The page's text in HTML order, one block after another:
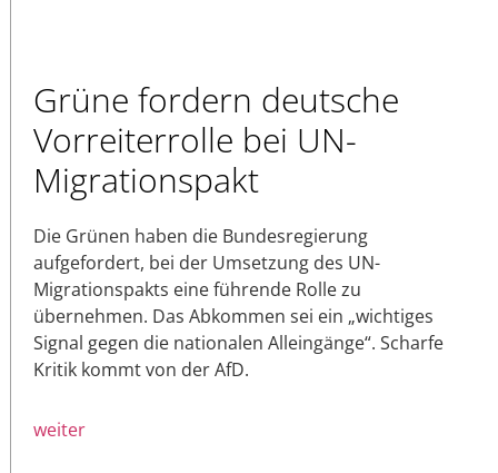
Grüne fordern deutsche
Vorreiterrolle bei UN-
Migrationspakt
Die Grünen haben die Bundesregierung
aufgefordert, bei der Umsetzung des UN-
Migrationspakts eine führende Rolle zu
übernehmen. Das Abkommen sei ein „wichtiges
Signal gegen die nationalen Alleingänge“. Scharfe
Kritik kommt von der AfD.
weiter